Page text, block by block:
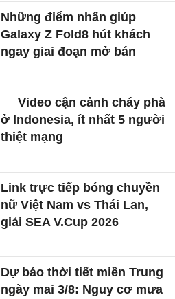
Những điểm nhấn giúp
Galaxy Z Fold8 hút khách
ngay giai đoạn mở bán
Video cận cảnh cháy phà
ở Indonesia, ít nhất 5 người
thiệt mạng
Link trực tiếp bóng chuyền
nữ Việt Nam vs Thái Lan,
giải SEA V.Cup 2026
Dự báo thời tiết miền Trung
ngày mai 3/8: Nguy cơ mưa